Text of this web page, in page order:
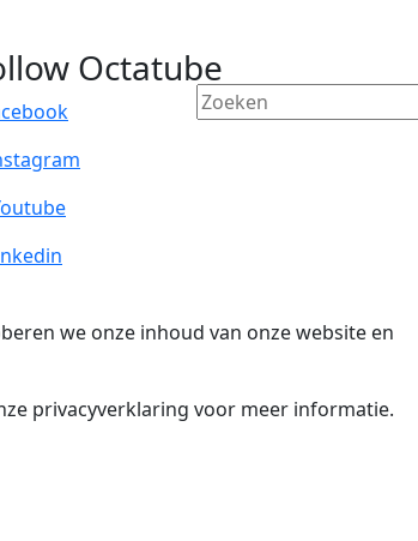
Octatube
we onze inhoud van onze website en
privacyverklaring voor meer informatie.